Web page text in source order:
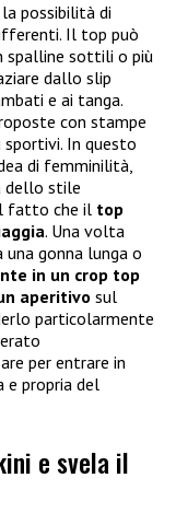
possibilità di
Il top può
spalline sottili o più
dallo slip
e ai tanga.
con stampe
In questo
di femminilità,
dello stile
fatto che il top
. Una volta
gonna lunga o
in un crop top
aperitivo sul
particolarmente
per entrare in
e propria del
e svela il